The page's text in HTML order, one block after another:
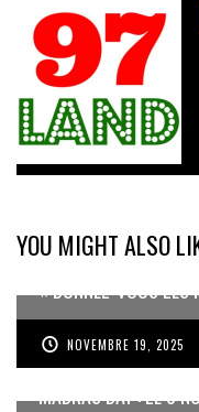
YOU MIGHT ALSO
« DONNEZ-VOUS LES
NOVEMBRE 19, 2025
MADRAS DAY : LE 8